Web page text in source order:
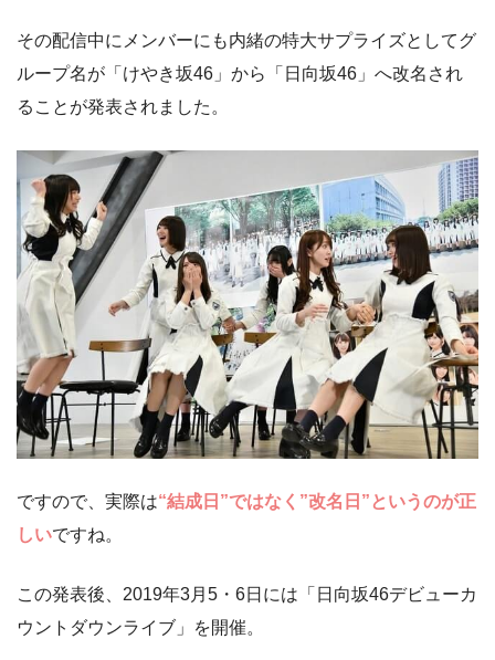
その配信中にメンバーにも内緒の特大サプライズとしてグ
ループ名が「けやき坂46」から「日向坂46」へ改名され
ることが発表されました。
ですので、実際は“結成日”ではなく”改名日”というのが正
しいですね。
この発表後、2019年3月5・6日には「日向坂46デビューカ
ウントダウンライブ」を開催。